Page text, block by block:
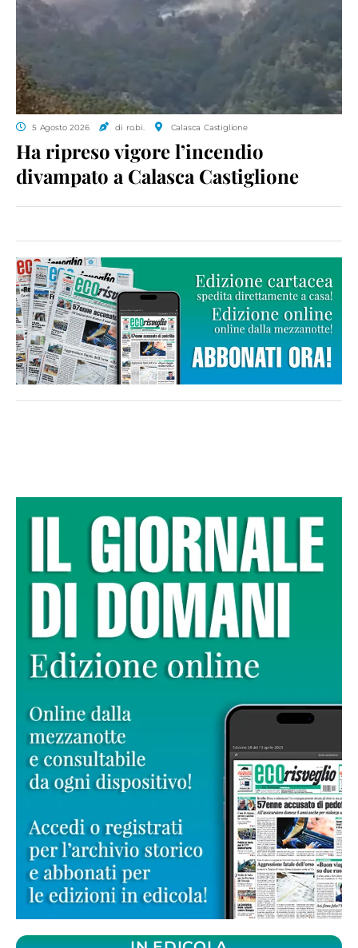
5 Agosto 2026 di ro.bi. Calasca Castiglione
Ha ripreso vigore l’incendio
divampato a Calasca Castiglione